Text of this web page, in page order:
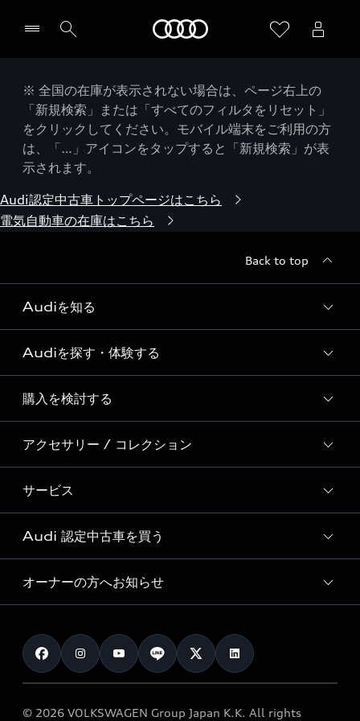
※ 全国の在庫が表示されない場合は、ページ右上の
「新規検索」または「すべてのフィルタをリセット」
をクリックしてください。モバイル端末をご利用の方
は、「…」アイコンをタップすると「新規検索」が表
示されます。
Audi認定中古車トップページはこちら
電気自動車の在庫はこちら
Back to top
Audiを知る
Audi ブランド
Story of Progress
Audi Sport
Formula 1®
デジタルサービス
Audiを探す・体験する
ディーラー検索
新車在庫検索
試乗車・展示車検索
見積り依頼
試乗予約
購入を検討する
モデル一覧
特別仕様モデル / 限定モデル
e-tronラインアップ
価格シミュレーション
車両比較
カタログ一覧
アクセサリー / コレクション
純正アクセサリー
オンラインショップ
Audi collection
アウディナビアプリ
サービス
サービス入庫予約
サービスプログラム
メンテナンス
車検 / 定期点検
e-tronアフターサポート
Audi 認定中古車を買う
Audi認定中古車
クオリティ
保証
メンテナンス
オーナーの方へお知らせ
お知らせ
オーナー様向けキャンペーン
© 2026 VOLKSWAGEN Group Japan K.K. All rights